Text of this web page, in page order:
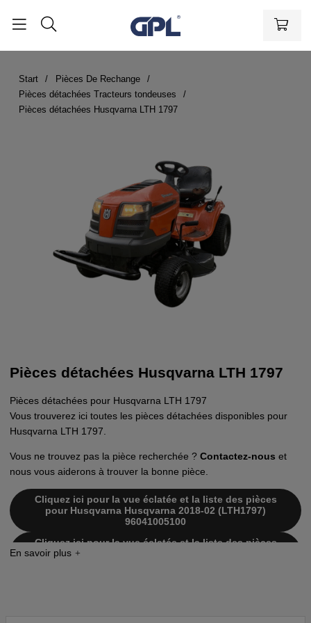
Start
Pièces De Rechange
Pièces détachées Tracteurs tondeuses
Pièces détachées Husqvarna LTH 1797
Pièces détachées Husqvarna LTH 1797
Pièces détachées pour Husqvarna LTH 1797
Vous trouverez ici toutes les pièces détachées disponibles pour
Husqvarna LTH 1797.
Vous ne trouvez pas la pièce recherchée ? Contactez-nous et
nous vous aiderons à trouver la bonne pièce.
Cliquez ici pour la vue éclatée et la liste des pièces
pour Husqvarna Husqvarna 2018-02 (LTH1797)
96041005100
Cliquez ici pour la vue éclatée et la liste des pièces
pour Husqvarna Husqvarna 2009-09 (LTH1797)